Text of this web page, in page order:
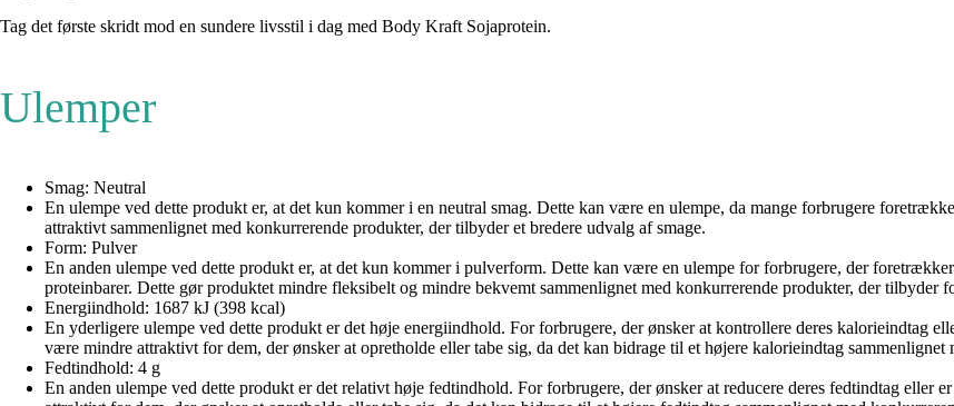
Tag det første skridt mod en sundere livsstil i dag med Body Kraft Sojaprotein.
Ulemper
Smag: Neutral
En ulempe ved dette produkt er, at det kun kommer i en neutral smag. Dette kan være en ulempe, da mange forbrugere
attraktivt sammenlignet med konkurrerende produkter, der tilbyder et bredere udvalg af smage.
Form: Pulver
En anden ulempe ved dette produkt er, at det kun kommer i pulverform. Dette kan være en ulempe for forbrugere, der
proteinbarer. Dette gør produktet mindre fleksibelt og mindre bekvemt sammenlignet med konkurrerende produkter, der tilbyder
Energiindhold: 1687 kJ (398 kcal)
En yderligere ulempe ved dette produkt er det høje energiindhold. For forbrugere, der ønsker at kontrollere deres kalorieindtag
være mindre attraktivt for dem, der ønsker at opretholde eller tabe sig, da det kan bidrage til et højere kalorieindtag
Fedtindhold: 4 g
En anden ulempe ved dette produkt er det relativt høje fedtindhold. For forbrugere, der ønsker at reducere deres fedtindtag